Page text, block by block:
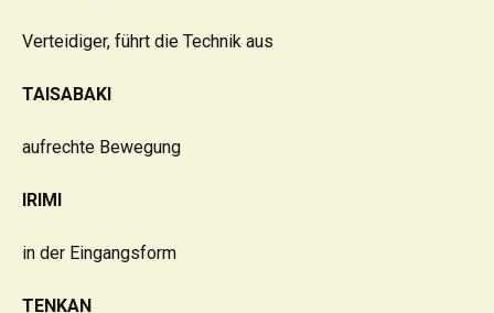
Verteidiger, führt die Technik aus
TAISABAKI
aufrechte Bewegung
IRIMI
in der Eingangsform
TENKAN